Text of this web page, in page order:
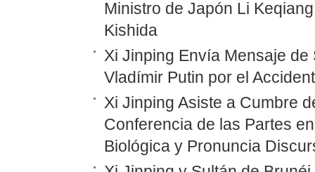
Ministro de Japón Li
Kishida
Xi Jinping Envía Mensaje
Vladímir Putin por el
Xi Jinping Asiste a Cumbre
Conferencia de las Partes
Biológica y Pronuncia